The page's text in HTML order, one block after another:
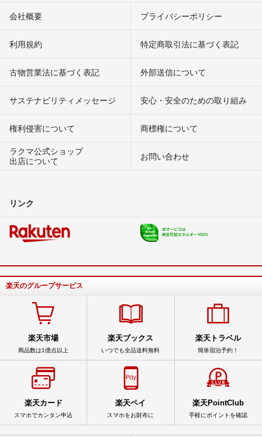
会社概要 プライバシーポリシー
利用規約 特定商取引法に基づく表記
古物営業法に基づく表記 外部送信について
サステナビリティメッセージ 安心・安全のための取り組み
権利侵害について
商標権について
ラクマ公式ショップ
出店について
お問い合わせ
リンク
楽天のグループサービス
楽天市場
商品数は1億点以上
楽天ブックス
いつでも全品送料無料
楽天トラベル
簡単宿泊予約！
楽天カード
スマホでカンタン申込
楽天ペイ
スマホをお財布に
楽天PointClub
手軽にポイントを確認